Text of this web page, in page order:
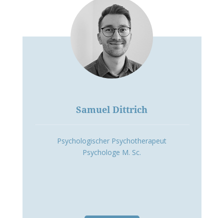
Samuel Dittrich
Psychologischer Psychotherapeut
Psychologe M. Sc.